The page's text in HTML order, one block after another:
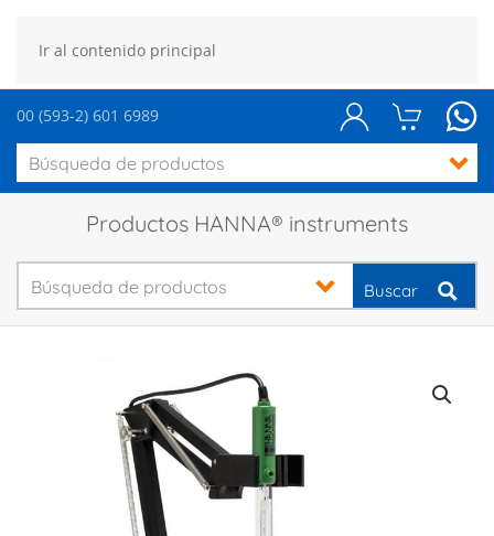
Ir al contenido principal
00 (593-2) 601 6989
Productos HANNA® instruments
Buscar